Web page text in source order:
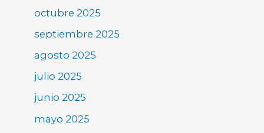
octubre 2025
septiembre 2025
agosto 2025
julio 2025
junio 2025
mayo 2025